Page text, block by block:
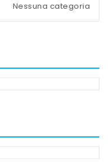
Nessuna categoria